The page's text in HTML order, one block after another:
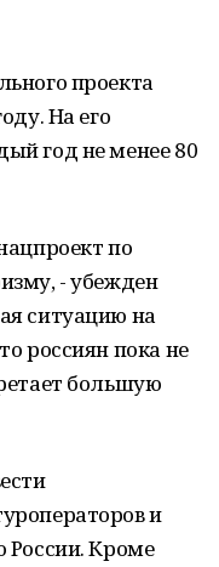
проекта
На его
год не менее 80
по
- убежден
ситуацию на
россиян пока не
большую
и
России. Кроме